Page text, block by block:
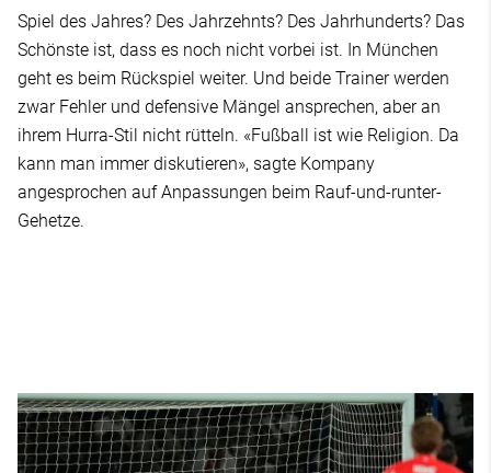
Spiel des Jahres? Des Jahrzehnts? Des Jahrhunderts? Das
Schönste ist, dass es noch nicht vorbei ist. In München
geht es beim Rückspiel weiter. Und beide Trainer werden
zwar Fehler und defensive Mängel ansprechen, aber an
ihrem Hurra-Stil nicht rütteln. «Fußball ist wie Religion. Da
kann man immer diskutieren», sagte Kompany
angesprochen auf Anpassungen beim Rauf-und-runter-
Gehetze.